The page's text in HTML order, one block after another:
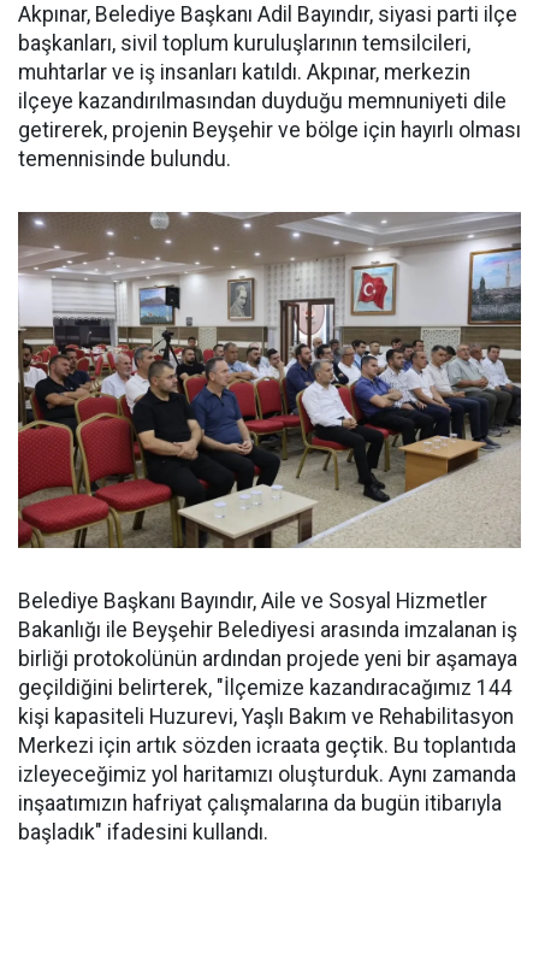
Akpınar, Belediye Başkanı Adil Bayındır, siyasi parti ilçe
başkanları, sivil toplum kuruluşlarının temsilcileri,
muhtarlar ve iş insanları katıldı. Akpınar, merkezin
ilçeye kazandırılmasından duyduğu memnuniyeti dile
getirerek, projenin Beyşehir ve bölge için hayırlı olması
temennisinde bulundu.
Belediye Başkanı Bayındır, Aile ve Sosyal Hizmetler
Bakanlığı ile Beyşehir Belediyesi arasında imzalanan iş
birliği protokolünün ardından projede yeni bir aşamaya
geçildiğini belirterek, "İlçemize kazandıracağımız 144
kişi kapasiteli Huzurevi, Yaşlı Bakım ve Rehabilitasyon
Merkezi için artık sözden icraata geçtik. Bu toplantıda
izleyeceğimiz yol haritamızı oluşturduk. Aynı zamanda
inşaatımızın hafriyat çalışmalarına da bugün itibarıyla
başladık" ifadesini kullandı.